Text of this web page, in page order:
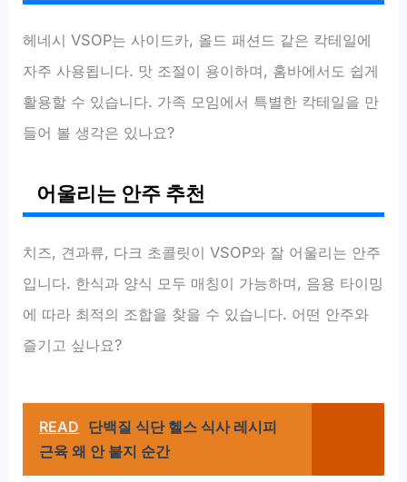
헤네시 VSOP는 사이드카, 올드 패션드 같은 칵테일에
자주 사용됩니다. 맛 조절이 용이하며, 홈바에서도 쉽게
활용할 수 있습니다. 가족 모임에서 특별한 칵테일을 만
들어 볼 생각은 있나요?
어울리는 안주 추천
치즈, 견과류, 다크 초콜릿이 VSOP와 잘 어울리는 안주
입니다. 한식과 양식 모두 매칭이 가능하며, 음용 타이밍
에 따라 최적의 조합을 찾을 수 있습니다. 어떤 안주와
즐기고 싶나요?
READ 단백질 식단 헬스 식사 레시피
근육 왜 안 붙지 순간